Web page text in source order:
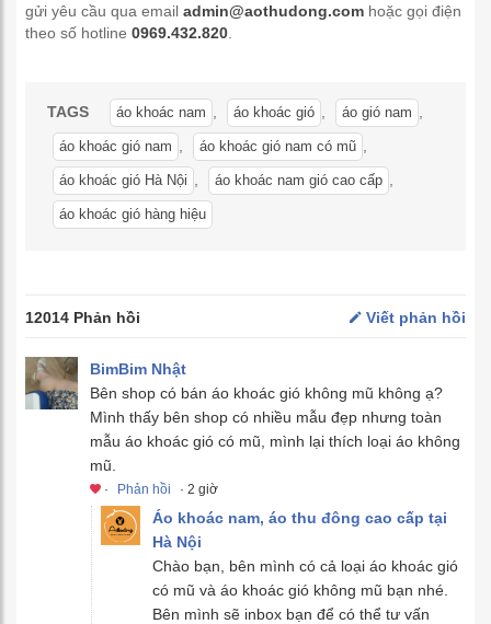
gửi yêu cầu qua email admin@aothudong.com hoặc gọi điện
theo số hotline 0969.432.820
TAGS áo khoác nam áo khoác gió áo gió nam
áo khoác gió nam áo khoác gió nam có mũ
áo khoác gió Hà Nội áo khoác nam gió cao cấp
áo khoác gió hàng hiệu
12014 Phản hồi Viết phản hồi
BimBim Nhật
Bên shop có bán áo khoác gió không mũ không ạ?
Mình thấy bên shop có nhiều mẫu đẹp nhưng toàn
mẫu áo khoác gió có mũ, mình lại thích loại áo không
mũ.
· Phản hồi · 2 giờ
Áo khoác nam, áo thu đông cao cấp tại
Hà Nội
Chào bạn, bên mình có cả loại áo khoác gió
có mũ và áo khoác gió không mũ bạn nhé.
Bên mình sẽ inbox bạn để có thể tư vấn